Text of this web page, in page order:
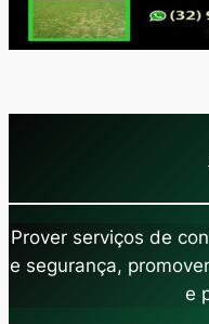
Prover serviços de
e segurança,
e